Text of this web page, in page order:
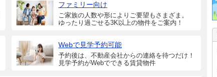
ファミリー向け
ご家族の人数や形によりご要望もさまざま。
ゆったり過ごせる3K以上の物件をご案内！
Webで見学予約可能
予約後は、不動産会社からの連絡を待つだけ！
見学予約がWebでできる賃貸物件